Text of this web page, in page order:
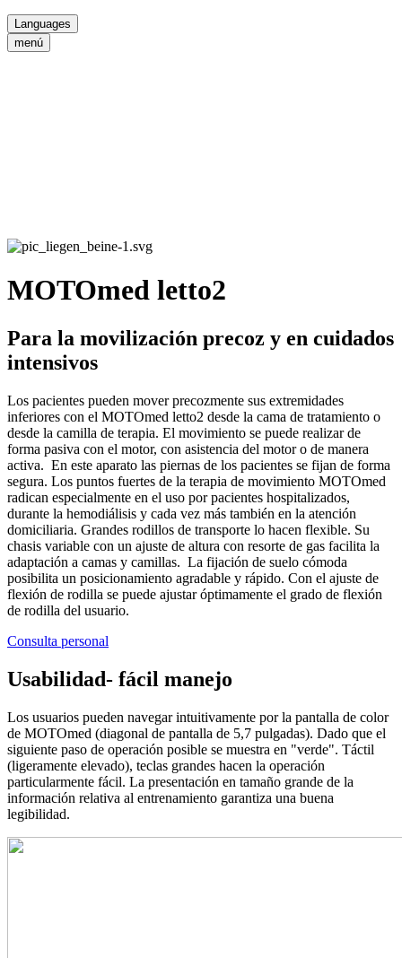
Languages
menú
MOTOmed letto2
Para la movilización precoz y en cuidados
intensivos
Los pacientes pueden mover precozmente sus extremidades
inferiores con el MOTOmed letto2 desde la cama de tratamiento o
desde la camilla de terapia. El movimiento se puede realizar de
forma pasiva con el motor, con asistencia del motor o de manera
activa. En este aparato las piernas de los pacientes se fijan de forma
segura. Los puntos fuertes de la terapia de movimiento MOTOmed
radican especialmente en el uso por pacientes hospitalizados,
durante la hemodiálisis y cada vez más también en la atención
domiciliaria. Grandes rodillos de transporte lo hacen flexible. Su
chasis variable con un ajuste de altura con resorte de gas facilita la
adaptación a camas y camillas. La fijación de suelo cómoda
posibilita un posicionamiento agradable y rápido. Con el ajuste de
flexión de rodilla se puede ajustar óptimamente el grado de flexión
de rodilla del usuario.
Consulta personal
Usabilidad- fácil manejo
Los usuarios pueden navegar intuitivamente por la pantalla de color
de MOTOmed (diagonal de pantalla de 5,7 pulgadas). Dado que el
siguiente paso de operación posible se muestra en "verde". Táctil
(ligeramente elevado), teclas grandes hacen la operación
particularmente fácil. La presentación en tamaño grande de la
información relativa al entrenamiento garantiza una buena
legibilidad.